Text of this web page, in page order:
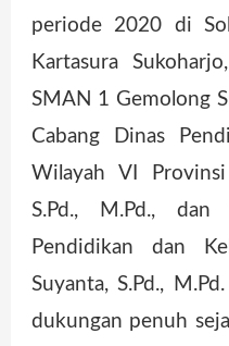
periode 2020 di
Kartasura
SMAN 1 Gemolong
Cabang Dinas
Wilayah VI Provinsi
S.Pd., M.Pd., dan
Pendidikan dan
Suyanta, S.Pd.,
dukungan penuh